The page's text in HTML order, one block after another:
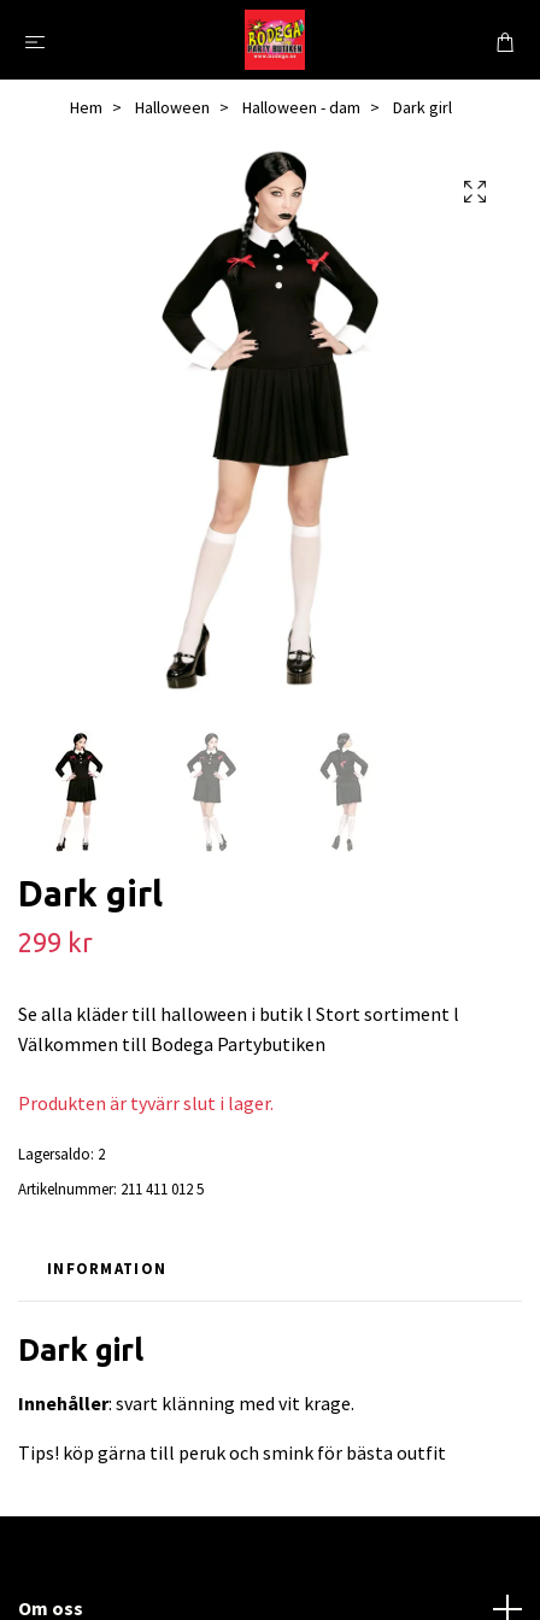
Hem Halloween Halloween - dam Dark girl
Dark girl
299 kr
Se alla kläder till halloween i butik l Stort sortiment l
Välkommen till Bodega Partybutiken
Produkten är tyvärr slut i lager.
Lagersaldo: 2
Artikelnummer: 211 411 012 5
INFORMATION
Dark girl
Innehåller: svart klänning med vit krage.
Tips! köp gärna till peruk och smink för bästa outfit
Om oss